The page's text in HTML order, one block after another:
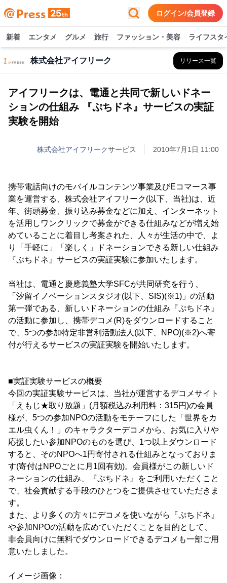
ログイン/会員登録
新着 エンタメ グルメ 旅行 ファッション・美容 ライフスタ
株式会社アイフリーク リリース一覧
アイフリークは、電通と共同で新しいドネー
ションの仕組み 『ぷちドネ』サービスの実証
実験を開始
株式会社アイフリークサービス 2010年7月1日 11:00
携帯電話向けのモバイルコンテンツ事業及びEコマース事
業を運営する、株式会社アイフリーク(以下、当社)は、近
年、街頭募金、振り込み募金などに加え、インターネット
を活用しワンクリックで募金ができる仕組みなどが増え始
めていることに着目し考案された、人々が生活の中で、よ
り「手軽に」「楽しく」ドネーションできる新しい仕組み
『ぷちドネ』サービスの実証実験に参加いたします。
当社は、電通と慶應義塾大学SFCが共同研究を行う、
「汐留イノベーションスタジオ(以下、SIS)(※1)」の活動
第一弾である、新しいドネーションの仕組み『ぷちドネ』
の活動に参加し、携帯デコメ(R)をダウンロードすること
で、5つの参加特定非営利活動法人(以下、NPO)(※2)へ寄
付が行えるサービスの実証実験を開始いたします。
■実証実験サービスの概要
今回の実証実験サービスは、当社が運営するデコメサイト
「えもじ★取り放題」(月額税込み利用料：315円)の会員
様が、5つの参加NPOの活動をモチーフにした「世界をカ
エル虫くん！」のキャラクターデコメから、お気に入りや
応援したい参加NPOのものを選び、1つ以上ダウンロード
すると、そのNPOへ1円寄付される仕組みとなっておりま
す(寄付はNPOごとに月1回有効)。会員様がこの新しいド
ネーションの仕組み、『ぷちドネ』をご利用いただくこと
で、社会貢献する手段のひとつをご提供させていただきま
す。
また、より多くの方々にデコメを使いながら『ぷちドネ』
や参加NPOの活動を広めていただくことを目的として、
非会員向けに無料でダウンロードできるデコメも一部ご用
意いたしました。
イメージ画像：